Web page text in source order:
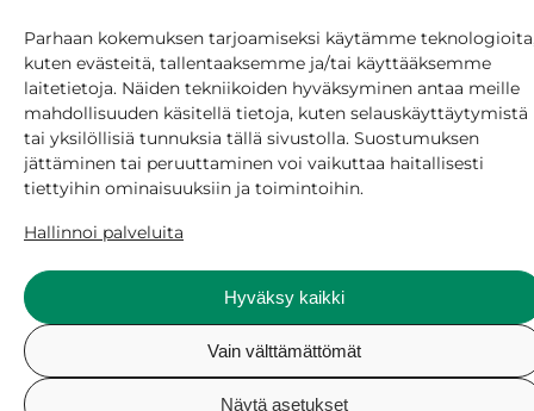
Parhaan kokemuksen tarjoamiseksi käytämme
kuten evästeitä, tallentaaksemme ja/tai käyttääksemme
laitetietoja. Näiden tekniikoiden hyväksyminen antaa meille
mahdollisuuden käsitellä tietoja, kuten selauskäyttäytymistä
tai yksilöllisiä tunnuksia tällä sivustolla. Suostumuksen
jättäminen tai peruuttaminen voi vaikuttaa haitallisesti
tiettyihin ominaisuuksiin ja toimintoihin.
Hallinnoi palveluita
Hyväksy kaikki
Vain välttämättömät
Näytä asetukset
© Siilinjärvi 2025
Anna palautetta
Asioi verkossa
Laskutus ja maksaminen
Saavutettavuus
Evästekäytäntö